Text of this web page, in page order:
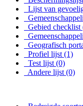
Lijst van
Gebied checklist
Geografisch
Profiel lijst (1)
Test lijst (0)
Andere lijst (0)